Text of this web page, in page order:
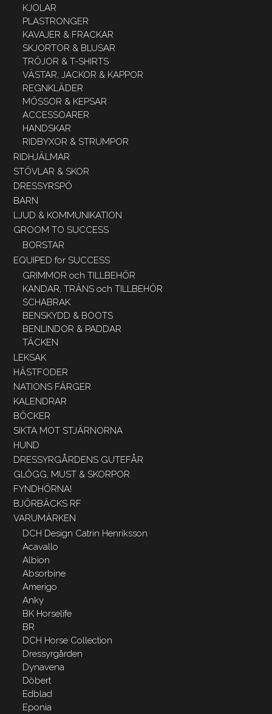
KJOLAR
PLASTRONGER
KAVAJER & FRACKAR
SKJORTOR & BLUSAR
TRÖJOR & T-SHIRTS
VÄSTAR, JACKOR & KAPPOR
REGNKLÄDER
MÖSSOR & KEPSAR
ACCESSOARER
HANDSKAR
RIDBYXOR & STRUMPOR
RIDHJÄLMAR
STÖVLAR & SKOR
DRESSYRSPÖ
BARN
LJUD & KOMMUNIKATION
GROOM TO SUCCESS
BORSTAR
EQUIPED for SUCCESS
GRIMMOR och TILLBEHÖR
KANDAR, TRÄNS och TILLBEHÖR
SCHABRAK
BENSKYDD & BOOTS
BENLINDOR & PADDAR
TÄCKEN
LEKSAK
HÄSTFODER
NATIONS FÄRGER
KALENDRAR
BÖCKER
SIKTA MOT STJÄRNORNA
HUND
DRESSYRGÅRDENS GUTEFÅR
GLÖGG, MUST & SKORPOR
FYNDHÖRNA!
BJÖRBÄCKS RF
VARUMÄRKEN
DCH Design Catrin Henriksson
Acavallo
Albion
Absorbine
Amerigo
Anky
BK Horselife
BR
DCH Horse Collection
Dressyrgården
Dynavena
Döbert
Edblad
Eponia